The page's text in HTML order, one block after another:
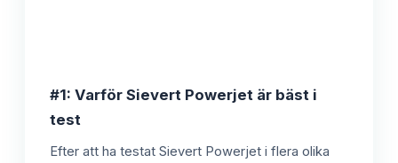
#1: Varför Sievert Powerjet är bäst i
test
Efter att ha testat Sievert Powerjet i flera olika